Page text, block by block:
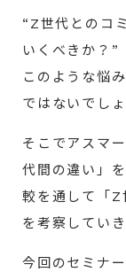
“Z世代とのコ
いくべきか？”
このような悩
ではないでしょ
そこでアスマ
代間の違い」
較を通して「Z
を考察していき
今回のセミナ